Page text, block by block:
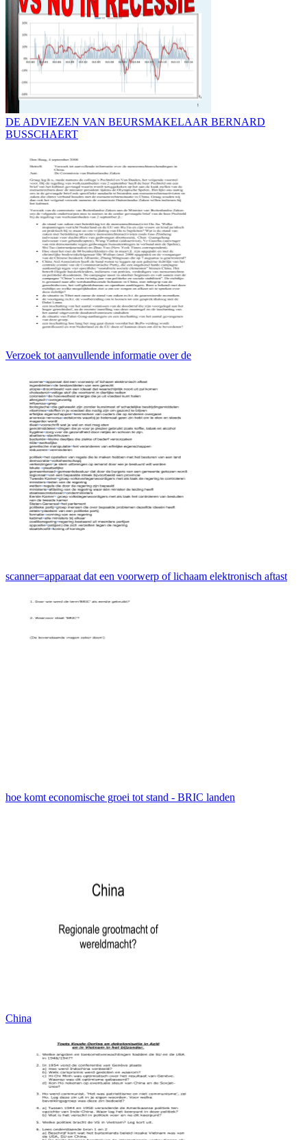
DE ADVIEZEN VAN BEURSMAKELAAR BERNARD
BUSSCHAERT
Verzoek tot aanvullende informatie over de
scanner=apparaat dat een voorwerp of lichaam elektronisch aftast
hoe komt economische groei tot stand - BRIC landen
China